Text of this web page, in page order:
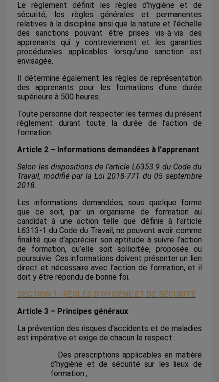
Le règlement définit les règles d’hygiène et de
sécurité, les règles générales et permanentes
relatives à la discipline ainsi que la nature et l’échelle
des sanctions pouvant être prises vis-à-vis des
apprenants qui y contreviennent et les garanties
procédurales applicables lorsqu’une sanction est
envisagée.
Il détermine également les règles de représentation
des apprenants pour les formations d’une durée
supérieure à 500 heures.
Toute personne doit respecter les termes du présent
règlement durant toute la durée de l’action de
formation.
Article 2 – Informations demandées à l’apprenant
Selon les dispositions de l’article L6353.9 du Code du
Travail, modifié par la Loi 2018-771 du 05 septembre
2018.
Les informations demandées, sous quelque forme
que ce soit, par un organisme de formation au
candidat à une action telle que définie à l’article
L6313-1 du Code du Travail, ne peuvent avoir comme
finalité que d’apprécier son aptitude à suivre l’action
de formation, qu’elle soit sollicitée, proposée ou
poursuivie. Ces informations doivent présenter un lien
direct et nécessaire avec l’action de formation, et il
doit y être répondu de bonne foi.
SECTION 1 : RÈGLES D’HYGIÈNE ET DE SÉCURITÉ
Article 3 – Principes généraux
La prévention des risques d’accidents et de maladies
est impérative et exige de chacun le respect :
·
Des prescriptions applicables en matière
d’hygiène et de sécurité sur les lieux de
formation ;